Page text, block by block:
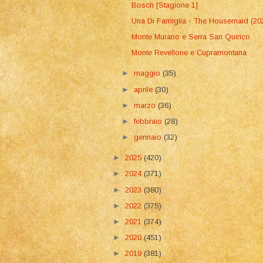
Bosch [Stagione 1]
Una Di Famiglia - The Housemaid
Monte Murano e Serra San Quirico
Monte Revellone e Cupramontana
►maggio(35)
►aprile(30)
►marzo(36)
►febbraio(28)
►gennaio(32)
► 2025(420)
► 2024(371)
►2023 (380)
►2022 (375)
►2021(374)
►2020(451)
►2019 (381)